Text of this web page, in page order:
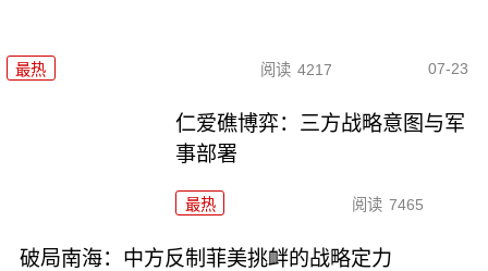
最热 阅读 4217 07-23
仁爱礁博弈：三方战略意图与军
事部署
最热 阅读 7465
破局南海：中方反制菲美挑衅的战略定力